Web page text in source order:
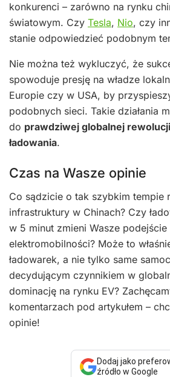
konkurenci – zarówno na rynku
światowym. Czy Tesla, Nio, czy
stanie odpowiedzieć podobnym
Nie można też wykluczyć, że
spowoduje presję na władze
Europie czy w USA, by
podobnych sieci. Takie działania
do prawdziwej globalnej
ładowania.
Czas na Wasze opinie
Co sądzicie o tak szybkim tempie
infrastruktury w Chinach? Czy
w 5 minut zmieni Wasze podejście
elektromobilności? Może to
ładowarek, a nie tylko same
decydującym czynnikiem w
dominację na rynku EV?
komentarzach pod artykułem –
opinie!
Dodaj jako
źródło w Google